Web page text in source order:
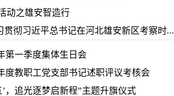
动之雄安智造行
彻习近平总书记在河北雄安新区考察时...
第一季度集体生日会
度教职工党支部书记述职评议考核会
，追光逐梦启新程”主题升旗仪式